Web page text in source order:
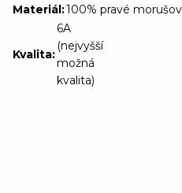
Materiál:100% pravé
Kvalita:
6A
(nejvyšší
možná
kvalita)